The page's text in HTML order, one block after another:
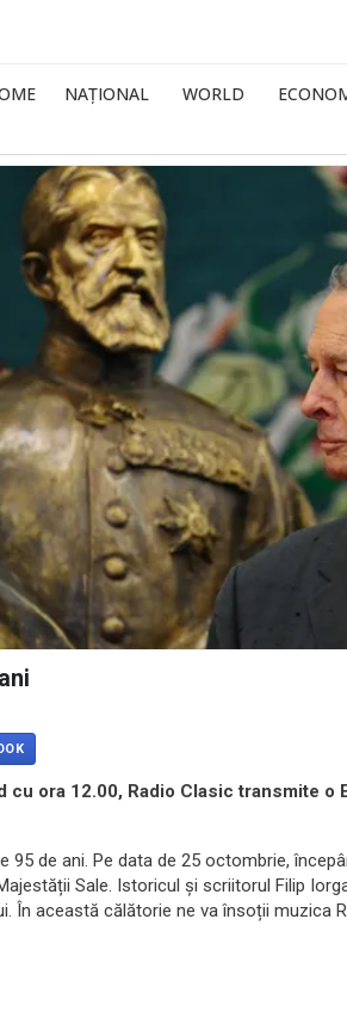
NAȚIONAL WORLD
cu ora 12.00, Radio Clasic transmite o
95 de ani. Pe data de 25 octombrie,
Sale. Istoricul și scriitorul Filip
În această călătorie ne va însoții muzica